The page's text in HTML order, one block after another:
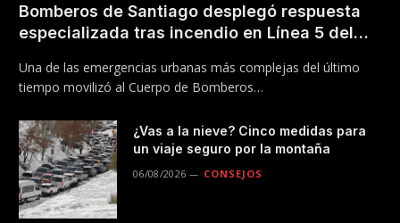
Bomberos de Santiago desplegó respuesta
especializada tras incendio en Línea 5 del
Una de las emergencias urbanas más complejas del último
tiempo movilizó al Cuerpo de Bomberos…
¿Vas a la nieve? Cinco medidas para
un viaje seguro por la montaña
06/08/2026 CONSEJOS